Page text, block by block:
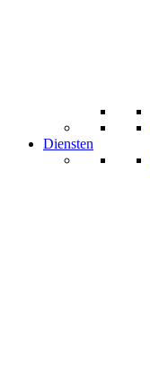
Diensten